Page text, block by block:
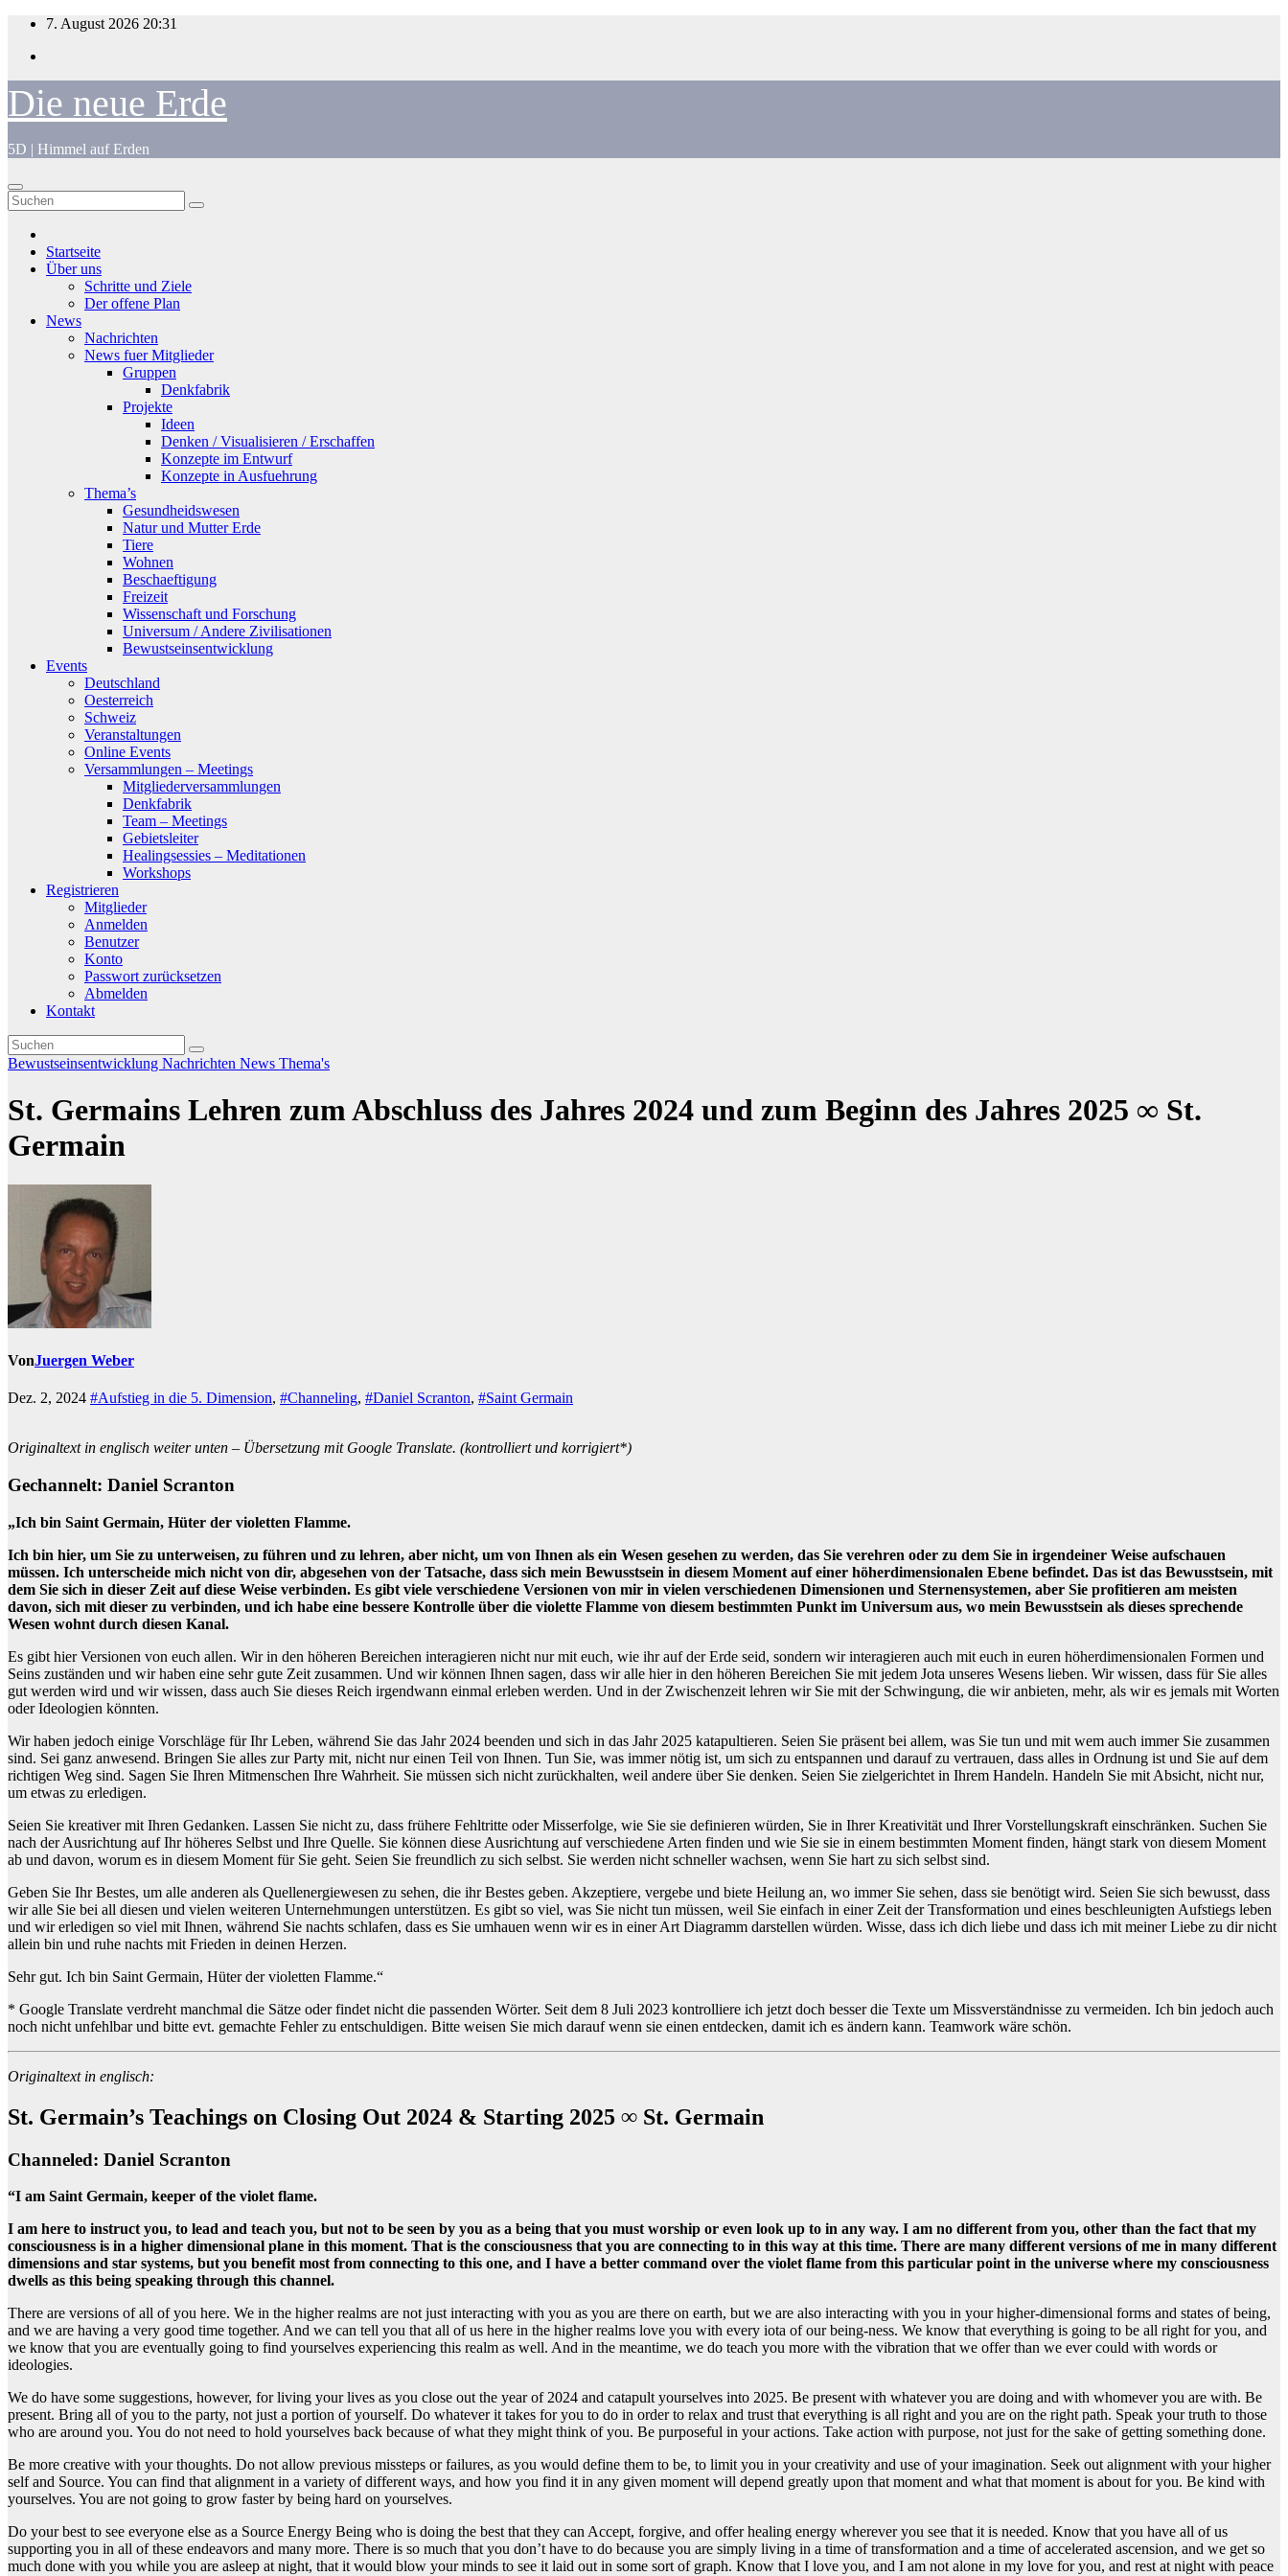
Zum
springen
7. August 2026 20:31
Die neue Erde
5D | Himmel auf Erden
Startseite
Über uns
Schritte und Ziele
Der offene Plan
News
Nachrichten
News fuer Mitglieder
Gruppen
Denkfabrik
Projekte
Ideen
Denken / Visualisieren / Erschaffen
Konzepte im Entwurf
Konzepte in Ausfuehrung
Thema’s
Gesundheidswesen
Natur und Mutter Erde
Tiere
Wohnen
Beschaeftigung
Freizeit
Wissenschaft und Forschung
Universum / Andere Zivilisationen
Bewustseinsentwicklung
Events
Deutschland
Oesterreich
Schweiz
Veranstaltungen
Online Events
Versammlungen – Meetings
Mitgliederversammlungen
Denkfabrik
Team – Meetings
Gebietsleiter
Healingsessies – Meditationen
Workshops
Registrieren
Mitglieder
Anmelden
Benutzer
Konto
Passwort zurücksetzen
Abmelden
Kontakt
Bewustseinsentwicklung Nachrichten News Thema's
St. Germains Lehren zum Abschluss des Jahres 2024 und zum Beginn des Jahres 2025 ∞ St.
Germain
VonJuergen Weber
Dez. 2, 2024 #Aufstieg in die 5. Dimension, #Channeling, #Daniel Scranton, #Saint Germain
Originaltext in englisch weiter unten – Übersetzung mit Google Translate. (kontrolliert und korrigiert*)
Gechannelt: Daniel Scranton
„Ich bin Saint Germain, Hüter der violetten Flamme.
Ich bin hier, um Sie zu unterweisen, zu führen und zu lehren, aber nicht, um von Ihnen als ein Wesen gesehen zu werden, das Sie verehren oder zu dem Sie in irgendeiner Weise aufschauen
müssen. Ich unterscheide mich nicht von dir, abgesehen von der Tatsache, dass sich mein Bewusstsein in diesem Moment auf einer höherdimensionalen Ebene befindet. Das ist das Bewusstsein, mit
dem Sie sich in dieser Zeit auf diese Weise verbinden. Es gibt viele verschiedene Versionen von mir in vielen verschiedenen Dimensionen und Sternensystemen, aber Sie profitieren am meisten
davon, sich mit dieser zu verbinden, und ich habe eine bessere Kontrolle über die violette Flamme von diesem bestimmten Punkt im Universum aus, wo mein Bewusstsein als dieses sprechende
Wesen wohnt durch diesen Kanal.
Es gibt hier Versionen von euch allen. Wir in den höheren Bereichen interagieren nicht nur mit euch, wie ihr auf der Erde seid, sondern wir interagieren auch mit euch in euren höherdimensionalen Formen und
Seins zuständen und wir haben eine sehr gute Zeit zusammen. Und wir können Ihnen sagen, dass wir alle hier in den höheren Bereichen Sie mit jedem Jota unseres Wesens lieben. Wir wissen, dass für Sie alles
gut werden wird und wir wissen, dass auch Sie dieses Reich irgendwann einmal erleben werden. Und in der Zwischenzeit lehren wir Sie mit der Schwingung, die wir anbieten, mehr, als wir es jemals mit Worten
oder Ideologien könnten.
Wir haben jedoch einige Vorschläge für Ihr Leben, während Sie das Jahr 2024 beenden und sich in das Jahr 2025 katapultieren. Seien Sie präsent bei allem, was Sie tun und mit wem auch immer Sie zusammen
sind. Sei ganz anwesend. Bringen Sie alles zur Party mit, nicht nur einen Teil von Ihnen. Tun Sie, was immer nötig ist, um sich zu entspannen und darauf zu vertrauen, dass alles in Ordnung ist und Sie auf dem
richtigen Weg sind. Sagen Sie Ihren Mitmenschen Ihre Wahrheit. Sie müssen sich nicht zurückhalten, weil andere über Sie denken. Seien Sie zielgerichtet in Ihrem Handeln. Handeln Sie mit Absicht, nicht nur,
um etwas zu erledigen.
Seien Sie kreativer mit Ihren Gedanken. Lassen Sie nicht zu, dass frühere Fehltritte oder Misserfolge, wie Sie sie definieren würden, Sie in Ihrer Kreativität und Ihrer Vorstellungskraft einschränken. Suchen Sie
nach der Ausrichtung auf Ihr höheres Selbst und Ihre Quelle. Sie können diese Ausrichtung auf verschiedene Arten finden und wie Sie sie in einem bestimmten Moment finden, hängt stark von diesem Moment
ab und davon, worum es in diesem Moment für Sie geht. Seien Sie freundlich zu sich selbst. Sie werden nicht schneller wachsen, wenn Sie hart zu sich selbst sind.
Geben Sie Ihr Bestes, um alle anderen als Quellenergiewesen zu sehen, die ihr Bestes geben. Akzeptiere, vergebe und biete Heilung an, wo immer Sie sehen, dass sie benötigt wird. Seien Sie sich bewusst, dass
wir alle Sie bei all diesen und vielen weiteren Unternehmungen unterstützen. Es gibt so viel, was Sie nicht tun müssen, weil Sie einfach in einer Zeit der Transformation und eines beschleunigten Aufstiegs leben
und wir erledigen so viel mit Ihnen, während Sie nachts schlafen, dass es Sie umhauen wenn wir es in einer Art Diagramm darstellen würden. Wisse, dass ich dich liebe und dass ich mit meiner Liebe zu dir nicht
allein bin und ruhe nachts mit Frieden in deinen Herzen.
Sehr gut. Ich bin Saint Germain, Hüter der violetten Flamme.“
* Google Translate verdreht manchmal die Sätze oder findet nicht die passenden Wörter. Seit dem 8 Juli 2023 kontrolliere ich jetzt doch besser die Texte um Missverständnisse zu vermeiden. Ich bin jedoch auch
noch nicht unfehlbar und bitte evt. gemachte Fehler zu entschuldigen. Bitte weisen Sie mich darauf wenn sie einen entdecken, damit ich es ändern kann. Teamwork wäre schön.
Originaltext in englisch:
St. Germain’s Teachings on Closing Out 2024 & Starting 2025 ∞ St. Germain
Channeled: Daniel Scranton
“I am Saint Germain, keeper of the violet flame.
I am here to instruct you, to lead and teach you, but not to be seen by you as a being that you must worship or even look up to in any way. I am no different from you, other than the fact that my
consciousness is in a higher dimensional plane in this moment. That is the consciousness that you are connecting to in this way at this time. There are many different versions of me in many different
dimensions and star systems, but you benefit most from connecting to this one, and I have a better command over the violet flame from this particular point in the universe where my consciousness
dwells as this being speaking through this channel.
There are versions of all of you here. We in the higher realms are not just interacting with you as you are there on earth, but we are also interacting with you in your higher-dimensional forms and states of being,
and we are having a very good time together. And we can tell you that all of us here in the higher realms love you with every iota of our being-ness. We know that everything is going to be all right for you, and
we know that you are eventually going to find yourselves experiencing this realm as well. And in the meantime, we do teach you more with the vibration that we offer than we ever could with words or
ideologies.
We do have some suggestions, however, for living your lives as you close out the year of 2024 and catapult yourselves into 2025. Be present with whatever you are doing and with whomever you are with. Be
present. Bring all of you to the party, not just a portion of yourself. Do whatever it takes for you to do in order to relax and trust that everything is all right and you are on the right path. Speak your truth to those
who are around you. You do not need to hold yourselves back because of what they might think of you. Be purposeful in your actions. Take action with purpose, not just for the sake of getting something done.
Be more creative with your thoughts. Do not allow previous missteps or failures, as you would define them to be, to limit you in your creativity and use of your imagination. Seek out alignment with your higher
self and Source. You can find that alignment in a variety of different ways, and how you find it in any given moment will depend greatly upon that moment and what that moment is about for you. Be kind with
yourselves. You are not going to grow faster by being hard on yourselves.
Do your best to see everyone else as a Source Energy Being who is doing the best that they can Accept, forgive, and offer healing energy wherever you see that it is needed. Know that you have all of us
supporting you in all of these endeavors and many more. There is so much that you don’t have to do because you are simply living in a time of transformation and a time of accelerated ascension, and we get so
much done with you while you are asleep at night, that it would blow your minds to see it laid out in some sort of graph. Know that I love you, and I am not alone in my love for you, and rest at night with peace